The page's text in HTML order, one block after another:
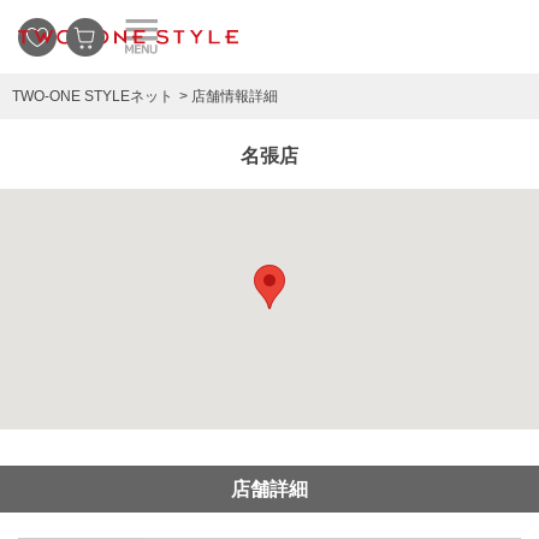
TWO-ONE STYLEネット 店舗情報詳細
名張店
店舗詳細